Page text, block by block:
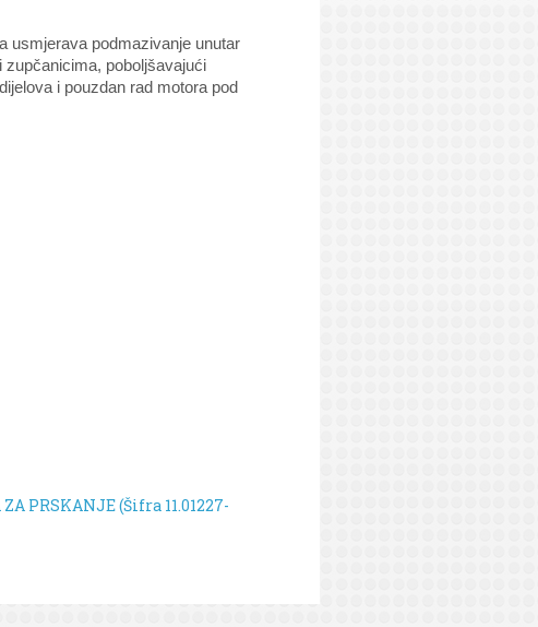
usmjerava podmazivanje unutar
zupčanicima, poboljšavajući
i pouzdan rad motora pod
PRSKANJE (Šifra 11.01227-